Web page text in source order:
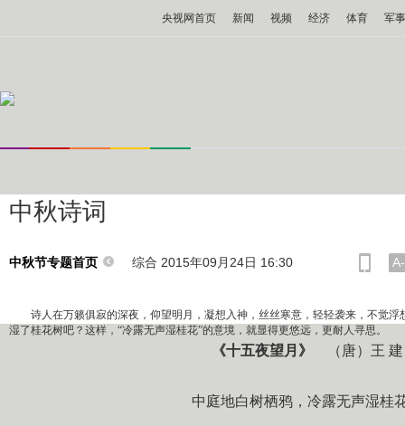
央视网首页 新闻 视频 经济 体育 军事
中秋诗词
中秋节专题首页 综合 2015年09月24日 16:30 A-
诗人在万籁俱寂的深夜，仰望明月，凝想入神，丝丝寒意，轻轻袭来，不觉浮
湿了桂花树吧？这样，“冷露无声湿桂花”的意境，就显得更悠远，更耐人寻思。
《十五夜望月》 （唐）王 建
中庭地白树栖鸦，冷露无声湿桂